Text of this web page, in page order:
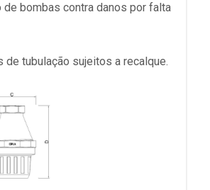
de bombas contra danos por falta
de tubulação sujeitos a recalque.